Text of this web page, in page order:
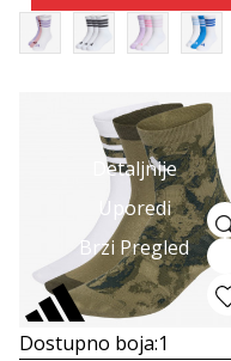
Detaljnije
Uporedi
Brzi Pregled
Dostupno boja:1